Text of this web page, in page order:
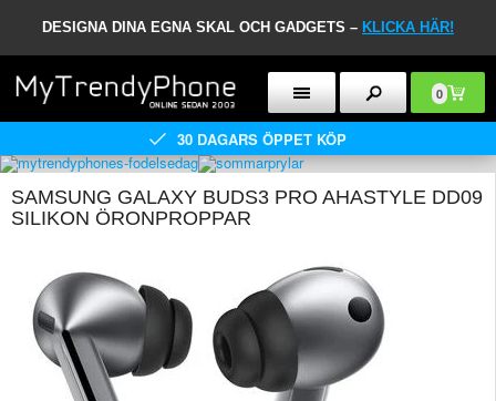
DESIGNA DINA EGNA SKAL OCH GADGETS – KLICKA HÄR!
0
30 DAGARS ÖPPET KÖP
SAMSUNG GALAXY BUDS3 PRO AHASTYLE DD09
SILIKON ÖRONPROPPAR